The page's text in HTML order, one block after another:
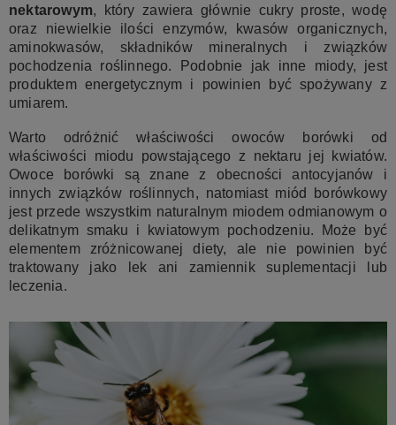
nektarowym, który zawiera głównie cukry proste, wodę
oraz niewielkie ilości enzymów, kwasów organicznych,
aminokwasów, składników mineralnych i związków
pochodzenia roślinnego. Podobnie jak inne miody, jest
produktem energetycznym i powinien być spożywany z
umiarem.
Warto odróżnić właściwości owoców borówki od
właściwości miodu powstającego z nektaru jej kwiatów.
Owoce borówki są znane z obecności antocyjanów i
innych związków roślinnych, natomiast miód borówkowy
jest przede wszystkim naturalnym miodem odmianowym o
delikatnym smaku i kwiatowym pochodzeniu. Może być
elementem zróżnicowanej diety, ale nie powinien być
traktowany jako lek ani zamiennik suplementacji lub
leczenia.